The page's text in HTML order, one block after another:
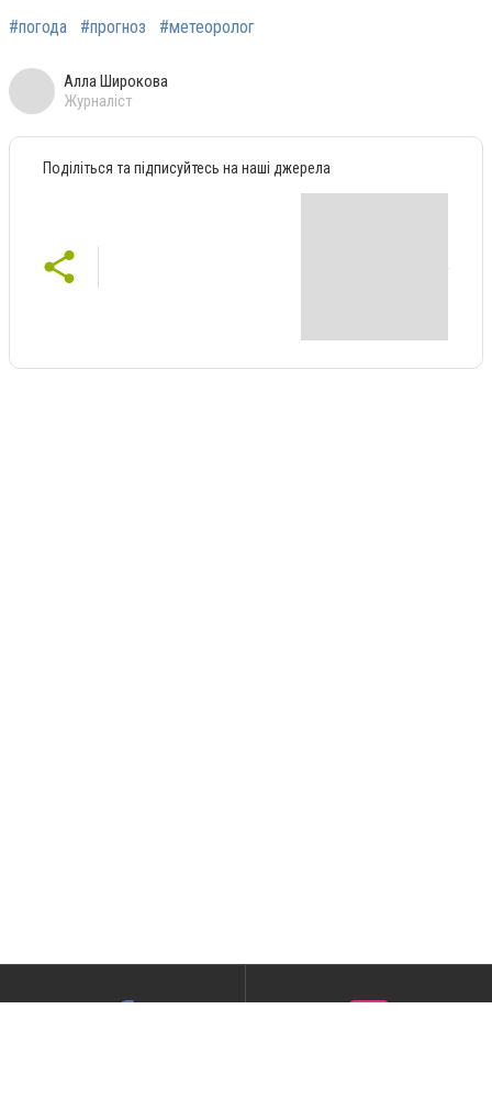
#погода #прогноз #метеоролог
Алла Широкова
Журналіст
Поділіться та підписуйтесь на наші джерела